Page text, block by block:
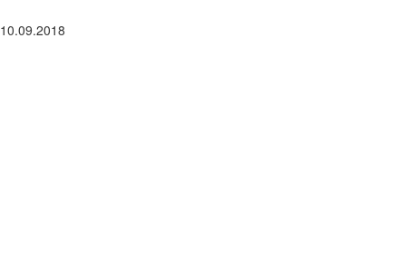
10.09.2018